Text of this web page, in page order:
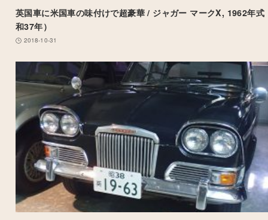
英国車に米国車の味付けで超豪華 / ジャガー マークX, 1962年式
和37年）
2018-10-31